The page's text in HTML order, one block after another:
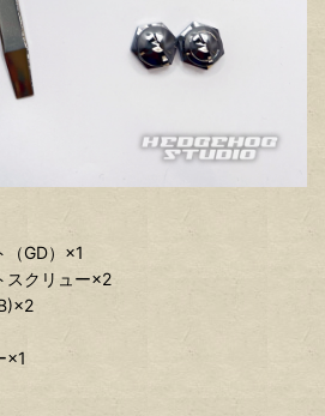
（GD）×1
スクリュー×2
×1